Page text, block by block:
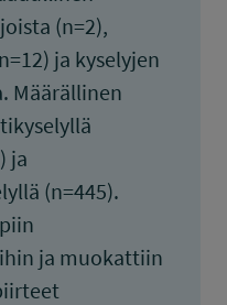
(n=2),
ja kyselyjen
Määrällinen
ja
(n=445).
ja muokattiin